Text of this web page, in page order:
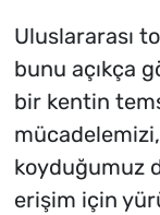
Uluslararası
bunu açıkça
bir kentin
koyduğumuz
erişim için